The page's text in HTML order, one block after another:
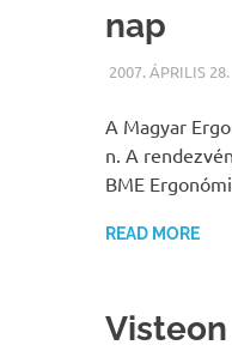
nap
2007. ÁPRILIS 28.
A Magyar
n. A
BME
READ MORE